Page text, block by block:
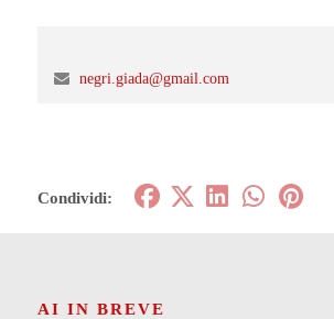
negri.giada@gmail.com
Condividi:
AI IN BREVE